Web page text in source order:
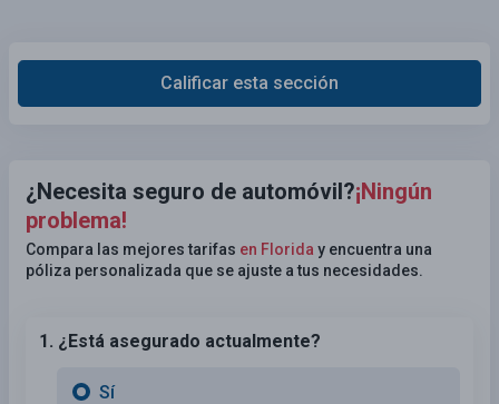
Calificar esta sección
¿Necesita seguro de automóvil?¡Ningún
problema!
Compara las mejores tarifas en Florida y encuentra una
póliza personalizada que se ajuste a tus necesidades.
1. ¿Está asegurado actualmente?
Sí